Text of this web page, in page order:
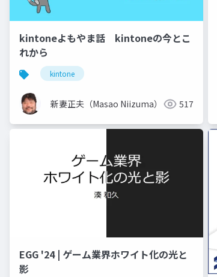
kintoneよもやま話 kintoneの今とこ
れから
kintone
新妻正夫（Masao Niizuma） 517
EGG '24 | ゲーム業界ホワイト化の光と
影